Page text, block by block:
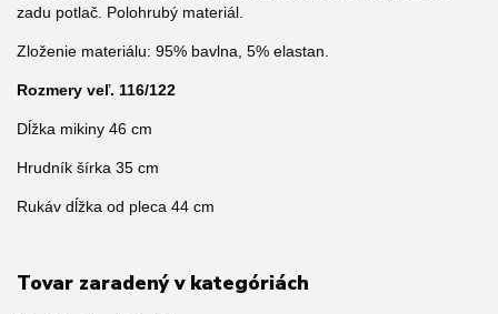
zadu potlač. Polohrubý materiál.
Zloženie materiálu: 95% bavlna, 5% elastan.
Rozmery veľ. 116/122
Dĺžka mikiny 46 cm
Hrudník šírka 35 cm
Rukáv dĺžka od pleca 44 cm
Tovar zaradený v kategóriách